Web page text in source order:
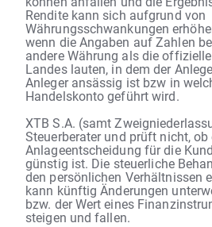
Rendite kann sich aufgrund von
Währungsschwankungen
wenn die Angaben auf Zahlen
andere Währung als die
Landes lauten, in dem der
Anleger ansässig ist bzw in
Handelskonto geführt wird.
XTB S.A. (samt
Steuerberater und prüft nicht, ob
Anlageentscheidung für die
günstig ist. Die steuerliche
den persönlichen Verhältnissen
kann künftig Änderungen
bzw. der Wert eines
steigen und fallen.